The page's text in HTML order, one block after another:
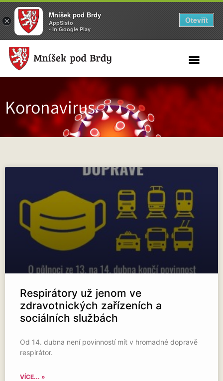
Koronavirus
Respirátory už jenom ve
zdravotnických zařízeních a
sociálních službách
Od 14. dubna není povinností mít v hromadné dopravě
respirátor.
VÍCE... »
×
Mníšek pod Brdy
AppSisto
- In Google Play
Otevřít